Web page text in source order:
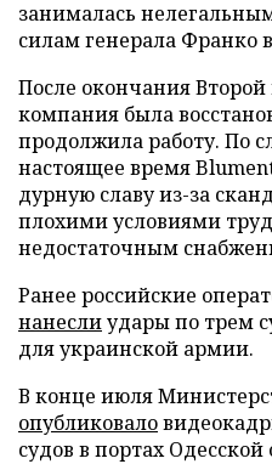
занималась
силам генерала Франко
После окончания
компания была
продолжила работу. По
настоящее время
дурную славу из-за
плохими условиями
недостаточным
Ранее российские
нанеслиудары по трем
для украинской армии.
В конце июля
опубликовало
судов в портах Одесской